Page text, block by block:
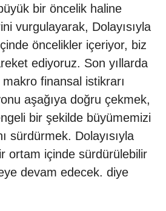
bir öncelik haline
vurgulayarak, Dolayısıyla
öncelikler içeriyor, biz
ediyoruz. Son yıllarda
finansal istikrarı
aşağıya doğru çekmek,
bir şekilde büyümemizi
sürdürmek. Dolayısıyla
ortam içinde sürdürülebilir
devam edecek. diye